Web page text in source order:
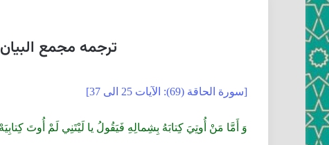
ترجمه مجمع البیان
[سورة الحاقة (69): الآيات 25 الى 37]
وَ أَمَّا مَنْ أُوتِيَ كِتابَهُ بِشِمالِهِ فَيَقُولُ يا لَيْتَنِي لَمْ أُوتَ كِتابِيَهْ